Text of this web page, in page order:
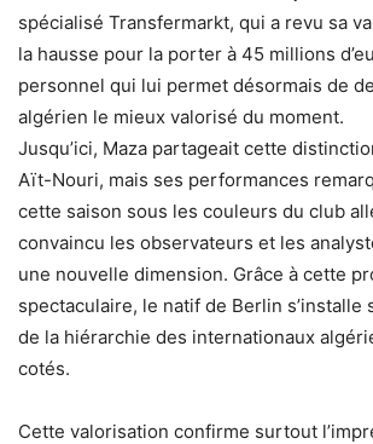
spécialisé Transfermarkt, qui a revu sa
la hausse pour la porter à 45 millions
personnel qui lui permet désormais de
algérien le mieux valorisé du moment.
Jusqu’ici, Maza partageait cette
Aït-Nouri, mais ses performances
cette saison sous les couleurs du club
convaincu les observateurs et les
une nouvelle dimension. Grâce à cette
spectaculaire, le natif de Berlin s’installe
de la hiérarchie des internationaux
cotés.
Cette valorisation confirme surtout